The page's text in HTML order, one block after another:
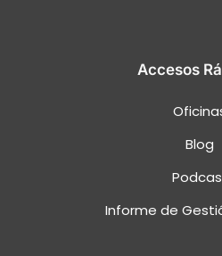
Accesos
Blog
Informe de